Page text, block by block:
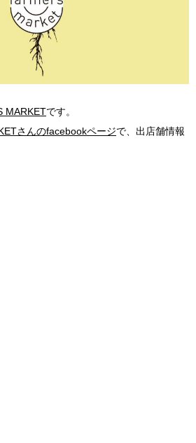
MARKETです。
さんのfacebookページで、出店舗情報